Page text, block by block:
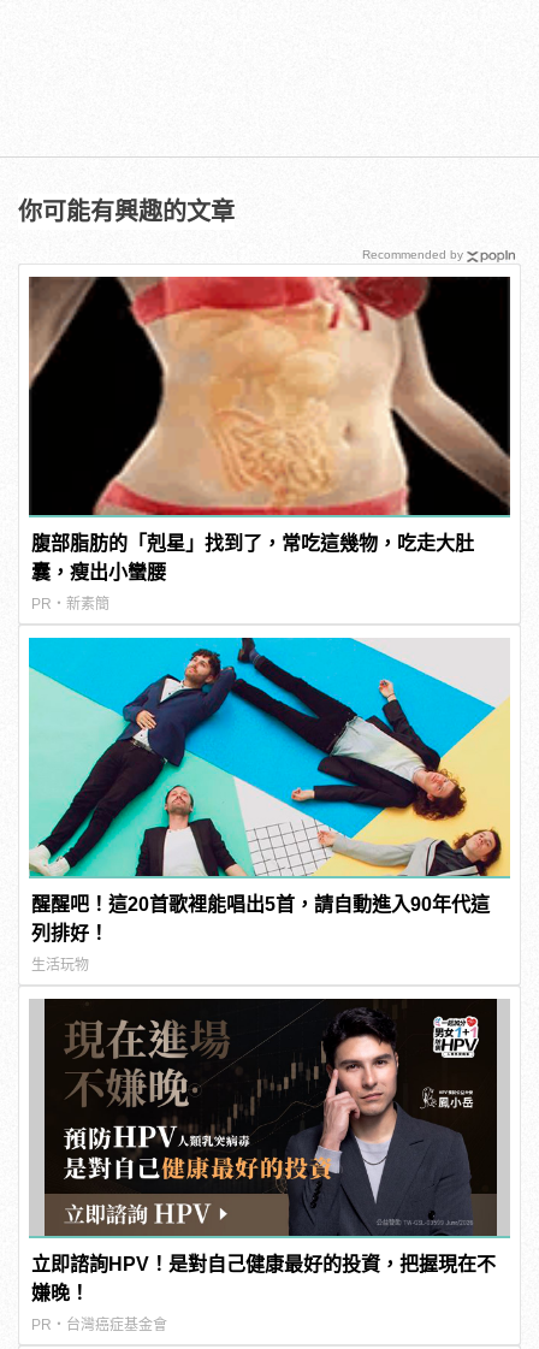
你可能有興趣的文章
腹部脂肪的「剋星」找到了，常吃這幾物，吃走大肚
囊，瘦出小蠻腰
PR・新素簡
醒醒吧！這20首歌裡能唱出5首，請自動進入90年代這
列排好！
生活玩物
立即諮詢HPV！是對自己健康最好的投資，把握現在不
嫌晚！
PR・台灣癌症基金會
Recommended by